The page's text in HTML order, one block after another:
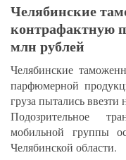
Челябинские
контрафактную
млн рублей
Челябинские
парфюмерной
груза пытались
Подозрительное
мобильной группы
Челябинской области.